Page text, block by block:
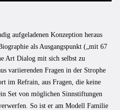
aufgeladenen Konzeption heraus
als Ausgangspunkt („mit 67
Art Dialog mit sich selbst zu
variierenden Fragen in der Strophe
im Refrain, aus Fragen, die keine
Set von möglichen Sinnstiftungen
So ist er am Modell Familie